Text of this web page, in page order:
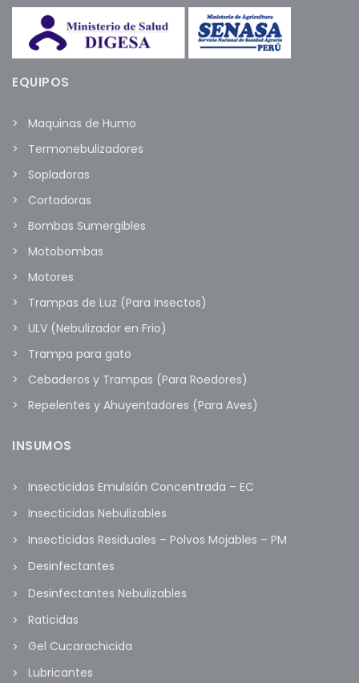
EQUIPOS
Maquinas de Humo
Termonebulizadores
Sopladoras
Cortadoras
Bombas Sumergibles
Motobombas
Motores
Trampas de Luz (Para Insectos)
ULV (Nebulizador en Frio)
Trampa para gato
Cebaderos y Trampas (Para Roedores)
Repelentes y Ahuyentadores (Para Aves)
INSUMOS
Insecticidas Emulsión Concentrada – EC
Insecticidas Nebulizables
Insecticidas Residuales – Polvos Mojables – PM
Desinfectantes
Desinfectantes Nebulizables
Raticidas
Gel Cucarachicida
Lubricantes